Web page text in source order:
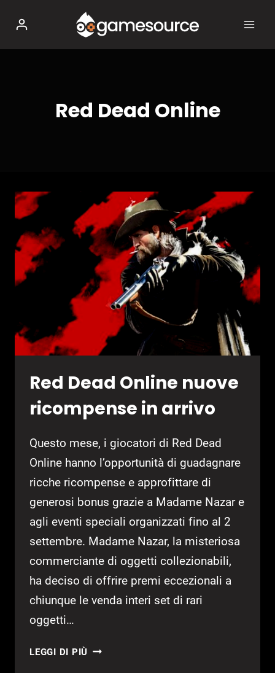
contenuto
Red Dead Online
Red Dead Online nuove
ricompense in arrivo
Questo mese, i giocatori di Red Dead
Online hanno l’opportunità di guadagnare
ricche ricompense e approfittare di
generosi bonus grazie a Madame Nazar e
agli eventi speciali organizzati fino al 2
settembre. Madame Nazar, la misteriosa
commerciante di oggetti collezionabili,
ha deciso di offrire premi eccezionali a
chiunque le venda interi set di rari
oggetti…
LEGGI DI PIÙ RED